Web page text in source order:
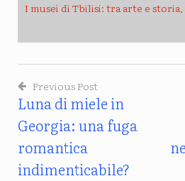
I musei di Tbilisi: tra arte e storia,
Navigazione
Articoli
Previous Post
Luna di miele in
Georgia: una fuga
romantica
indimenticabile?